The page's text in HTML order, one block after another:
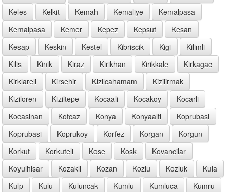
Keles
Kelkit Kemah Kemaliye
Kemalpasa
Kemalpasa
Kemer Kepez Kepsut
Kesan
Kesap
Keskin Kestel Kibriscik Kigi
Kilimli
Kilis
Kinik Kiraz Kirikhan Kirikkale
Kirkagac
Kirklareli
Kirsehir Kizilcahamam
Kizilirmak
Kiziloren
Kiziltepe Kocaali Kocakoy
Kocarli
Kocasinan
Kofcaz Konya Konyaalti
Koprubasi
Koprubasi
Koprukoy Korfez Korgan
Korgun
Korkut
Korkuteli Kose Kosk
Kovancilar
Koyulhisar
Kozakli Kozan Kozlu Kozluk
Kula
Kulp
Kulu Kuluncak Kumlu Kumluca
Kumru